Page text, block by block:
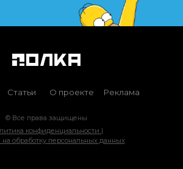
© Все права защищены
на обработку персональных данных
конфиденциальности |
О проекте
Статьи Реклама